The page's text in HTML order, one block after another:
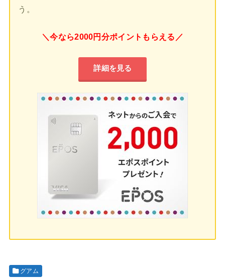
う。
＼今なら2000円分ポイントもらえる／
詳細を見る
グアム